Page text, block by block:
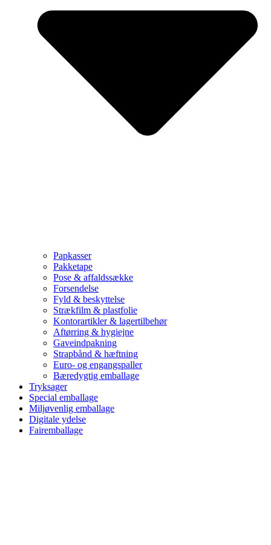
Papkasser
Pakketape
Pose & affaldssække
Forsendelse
Fyld & beskyttelse
Strækfilm & plastfolie
Kontorartikler & lagertilbehør
Aftørring & hygiejne
Gaveindpakning
Strapbånd & hæftning
Euro- og engangspaller
Bæredygtig emballage
Tryksager
Special emballage
Miljøvenlig emballage
Digitale ydelse
Fairemballage